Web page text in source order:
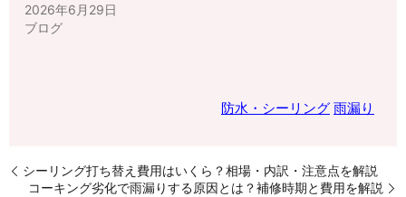
2026年6月29日
ブログ
防水・シーリング 雨漏り
シーリング打ち替え費用はいくら？相場・内訳・注意点を解説
コーキング劣化で雨漏りする原因とは？補修時期と費用を解説